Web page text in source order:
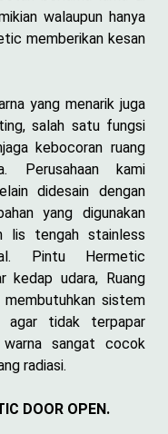
walaupun hanya
memberikan kesan
yang menarik juga
salah satu fungsi
kebocoran ruang
Perusahaan kami
didesain dengan
yang digunakan
lis tengah stainless
Pintu Hermetic
kedap udara, Ruang
sistem
agar tidak terpapar
sangat cocok
radiasi.
DOOR OPEN.